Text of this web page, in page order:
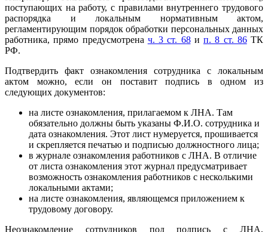
поступающих на работу, с правилами внутреннего трудового
распорядка и локальным нормативным актом,
регламентирующим порядок обработки персональных данных
работника, прямо предусмотрена ч. 3 ст. 68и п. 8 ст. 86ТК
РФ.
Подтвердить факт ознакомления сотрудника с локальным
актом можно, если он поставит подпись в одном из
следующих документов:
на листе ознакомления, прилагаемом к ЛНА. Там
обязательно должны быть указаны Ф.И.О. сотрудника и
дата ознакомления. Этот лист нумеруется, прошивается
и скрепляется печатью и подписью должностного лица;
в журнале ознакомления работников с ЛНА. В отличие
от листа ознакомления этот журнал предусматривает
возможность ознакомления работников с несколькими
локальными актами;
на листе ознакомления, являющемся приложением к
трудовому договору.
Неознакомление сотрудников под подпись с ЛНА,